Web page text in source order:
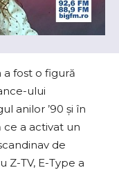
a fost o figură
ului
anilor ’90 și în
a activat un
de
Z-TV, E-Type a